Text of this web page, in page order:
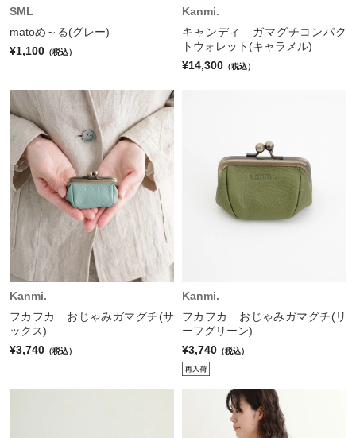
SML
matoめ～る(グレー)
¥1,100 （税込）
Kanmi.
キャンディ ガマグチコンパク
トウォレット(キャラメル)
¥14,300 （税込）
Kanmi.
フカフカ おじゃみガマグチ(サ
ックス)
¥3,740 （税込）
Kanmi.
フカフカ おじゃみガマグチ(リ
ーフグリーン)
¥3,740 （税込）